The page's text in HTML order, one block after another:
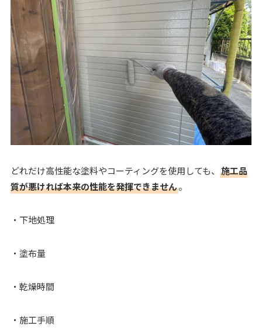
どれだけ高性能な塗料やコーティングを使用しても、 施工品
質が悪ければ本来の性能を発揮できません。
・下地処理
・塗布量
・乾燥時間
・施工手順